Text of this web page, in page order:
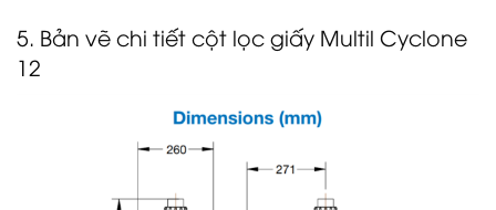
5. Bản vẽ chi tiết cột lọc giấy Multil Cyclone
12